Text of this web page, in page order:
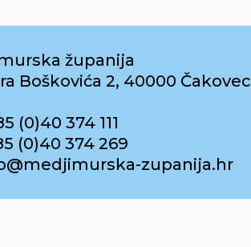
županija
Boškovića 2, 40000 Čakovec
(0)40 374 111
(0)40 374 269
zupanija.hr